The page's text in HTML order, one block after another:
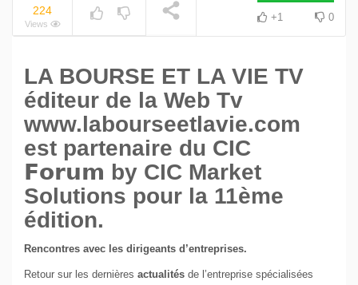
224
Views
+1 0
LA BOURSE ET LA VIE TV
éditeur de la Web Tv
www.labourseetlavie.com
est partenaire du CIC
𝗙𝗼𝗿𝘂𝗺 by CIC Market
Solutions pour la 11ème
édition.
Rencontres avec les dirigeants d’entreprises.
Retour sur les dernières actualités de l’entreprise spécialisées